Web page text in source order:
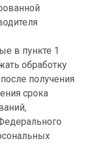
в пункте 1
обработку
получения
срока